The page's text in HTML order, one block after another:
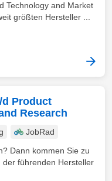
Technology and Market
größten Hersteller ...
Product
Research
JobRad
Dann kommen Sie zu
führenden Hersteller